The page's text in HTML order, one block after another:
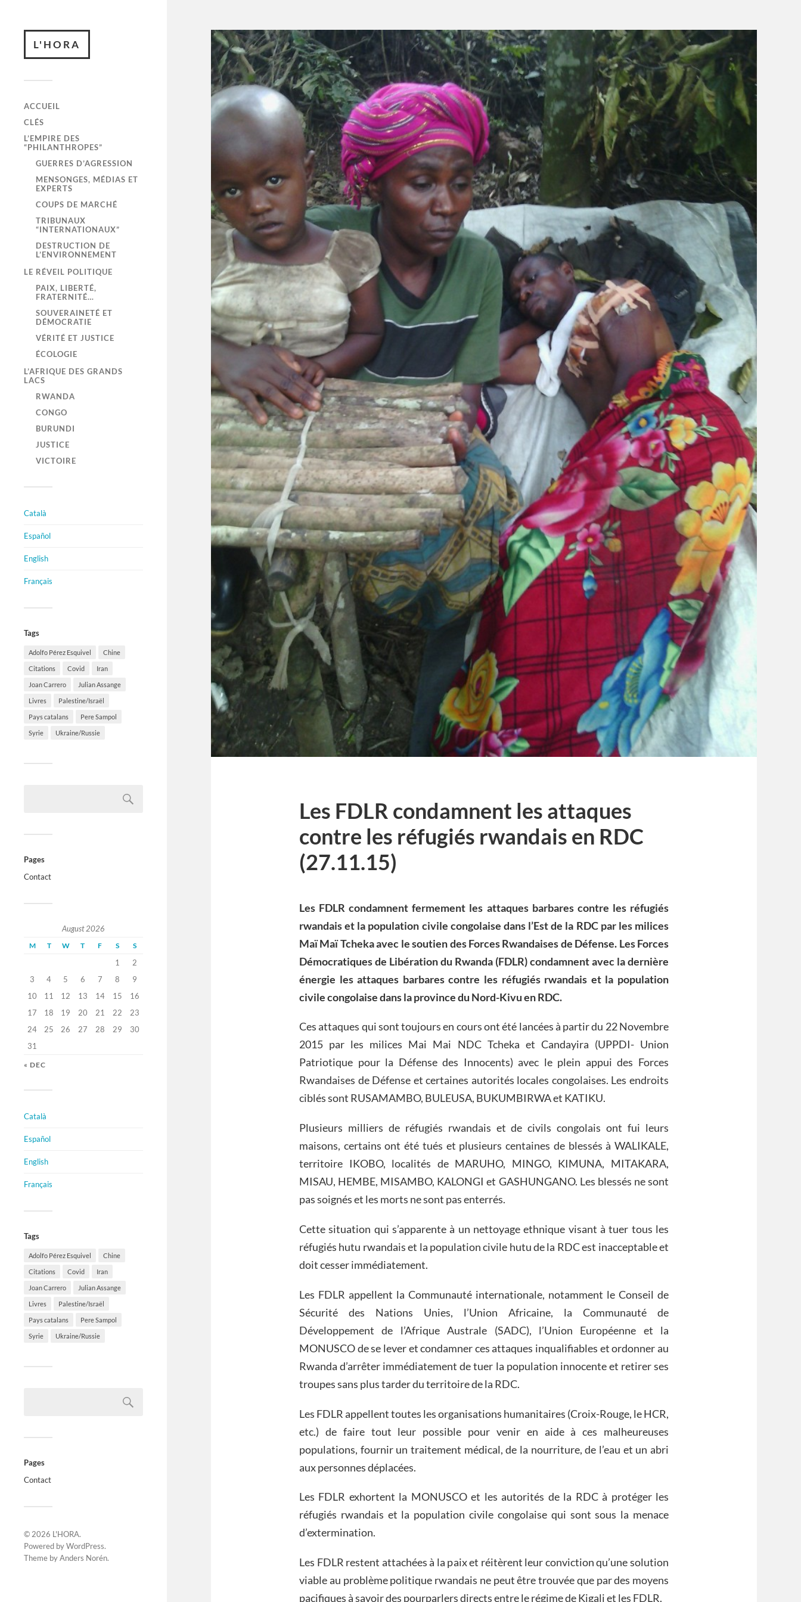
L'HORA
ACCUEIL
CLÉS
L’EMPIRE DES
“PHILANTHROPES”
GUERRES D’AGRESSION
MENSONGES, MÉDIAS ET
EXPERTS
COUPS DE MARCHÉ
TRIBUNAUX
“INTERNATIONAUX”
DESTRUCTION DE
L’ENVIRONNEMENT
LE RÉVEIL POLITIQUE
PAIX, LIBERTÉ,
FRATERNITÉ…
SOUVERAINETÉ ET
DÉMOCRATIE
VÉRITÉ ET JUSTICE
ÉCOLOGIE
L’AFRIQUE DES GRANDS
LACS
RWANDA
CONGO
BURUNDI
JUSTICE
VICTOIRE
Català
Español
English
Français
Tags
Adolfo Pérez Esquivel Chine
Citations Covid Iran
Joan Carrero Julian Assange
Livres Palestine/Israël
Pays catalans Pere Sampol
Syrie Ukraine/Russie
Pages
Contact
August 2026
M T W T F S S
1
2
3
4 5 6 7 8
9
10
11 12 13 14 15
16
17
18 19 20 21 22
23
24
25 26 27 28 29
30
31
« DEC
Català
Español
English
Français
Tags
Adolfo Pérez Esquivel Chine
Citations Covid Iran
Joan Carrero Julian Assange
Livres Palestine/Israël
Pays catalans Pere Sampol
Syrie Ukraine/Russie
Pages
Contact
© 2026 L'HORA.
Powered byWordPress.
Theme byAnders Norén.
Les FDLR condamnent les attaques
contre les réfugiés rwandais en RDC
(27.11.15)
Les FDLR condamnent fermement les attaques barbares contre les réfugiés
rwandais et la population civile congolaise dans l’Est de la RDC par les milices
Maï Maï Tcheka avec le soutien des Forces Rwandaises de Défense. Les Forces
Démocratiques de Libération du Rwanda (FDLR) condamnent avec la dernière
énergie les attaques barbares contre les réfugiés rwandais et la population
civile congolaise dans la province du Nord-Kivu en RDC.
Ces attaques qui sont toujours en cours ont été lancées à partir du 22 Novembre
2015 par les milices Mai Mai NDC Tcheka et Candayira (UPPDI- Union
Patriotique pour la Défense des Innocents) avec le plein appui des Forces
Rwandaises de Défense et certaines autorités locales congolaises. Les endroits
ciblés sont RUSAMAMBO, BULEUSA, BUKUMBIRWA et KATIKU.
Plusieurs milliers de réfugiés rwandais et de civils congolais ont fui leurs
maisons, certains ont été tués et plusieurs centaines de blessés à WALIKALE,
territoire IKOBO, localités de MARUHO, MINGO, KIMUNA, MITAKARA,
MISAU, HEMBE, MISAMBO, KALONGI et GASHUNGANO. Les blessés ne sont
pas soignés et les morts ne sont pas enterrés.
Cette situation qui s’apparente à un nettoyage ethnique visant à tuer tous les
réfugiés hutu rwandais et la population civile hutu de la RDC est inacceptable et
doit cesser immédiatement.
Les FDLR appellent la Communauté internationale, notamment le Conseil de
Sécurité des Nations Unies, l’Union Africaine, la Communauté de
Développement de l’Afrique Australe (SADC), l’Union Européenne et la
MONUSCO de se lever et condamner ces attaques inqualifiables et ordonner au
Rwanda d’arrêter immédiatement de tuer la population innocente et retirer ses
troupes sans plus tarder du territoire de la RDC.
Les FDLR appellent toutes les organisations humanitaires (Croix-Rouge, le HCR,
etc.) de faire tout leur possible pour venir en aide à ces malheureuses
populations, fournir un traitement médical, de la nourriture, de l’eau et un abri
aux personnes déplacées.
Les FDLR exhortent la MONUSCO et les autorités de la RDC à protéger les
réfugiés rwandais et la population civile congolaise qui sont sous la menace
d’extermination.
Les FDLR restent attachées à la paix et réitèrent leur conviction qu’une solution
viable au problème politique rwandais ne peut être trouvée que par des moyens
pacifiques à savoir des pourparlers directs entre le régime de Kigali et les FDLR.